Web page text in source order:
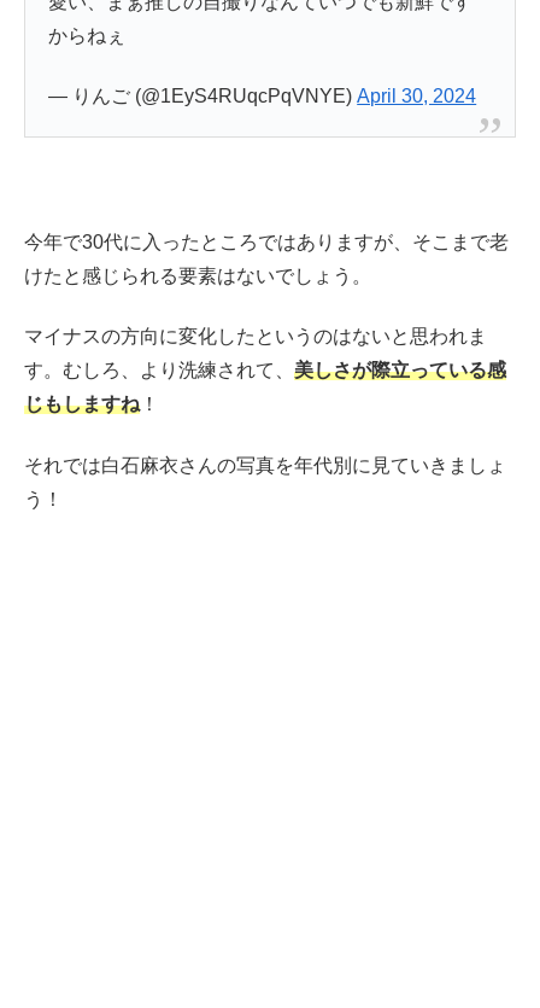
からねぇ
— りんご (@1EyS4RUqcPqVNYE)April 30, 2024
今年で30代に入ったところではありますが、そこまで老
けたと感じられる要素はないでしょう。
マイナスの方向に変化したというのはないと思われま
す。むしろ、より洗練されて、 美しさが際立っている感
じもしますね ！
それでは白石麻衣さんの写真を年代別に見ていきましょ
う！